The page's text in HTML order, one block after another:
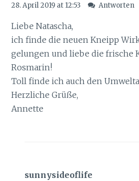
28. April 2019 at 12:53 Antworten
Liebe Natascha,
ich finde die neuen Kneipp
gelungen und liebe die frische
Rosmarin!
Toll finde ich auch den
Herzliche Grüße,
Annette
sunnysideoflife